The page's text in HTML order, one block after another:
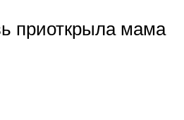
приоткрыла мама